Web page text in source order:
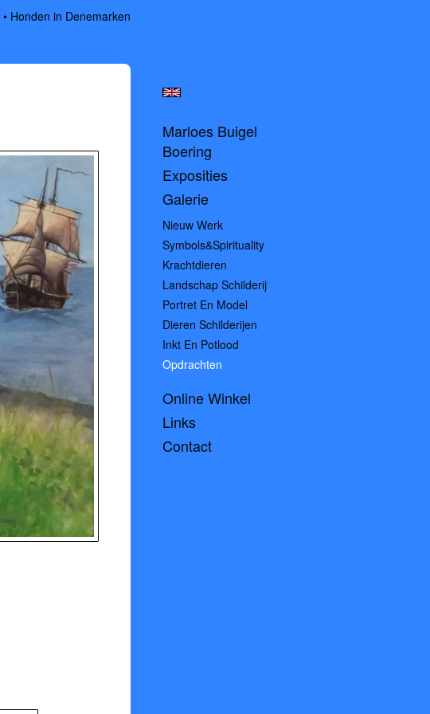
Honden in Denemarken
Marloes Buigel
Boering
Exposities
Galerie
Nieuw Werk
Symbols&spirituality
Krachtdieren
Landschap Schilderij
Portret En Model
Dieren Schilderijen
Inkt En Potlood
Opdrachten
Online Winkel
Links
Contact